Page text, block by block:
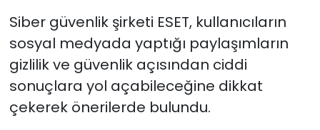
Siber güvenlik şirketi ESET, kullanıcıların
sosyal medyada yaptığı paylaşımların
gizlilik ve güvenlik açısından ciddi
sonuçlara yol açabileceğine dikkat
çekerek önerilerde bulundu.